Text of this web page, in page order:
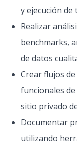
y ejecución de
Realizar
benchmarks,
de datos
Crear flujos
funcionales
sitio privado
Documentar
utilizando